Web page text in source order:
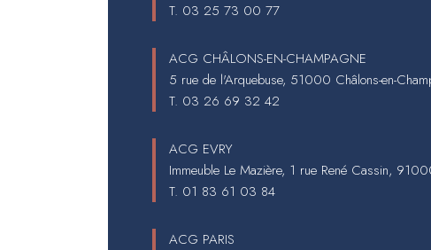
T. 03 25 73 00 77
ACG CHÂLONS-EN-CHAMPAGNE
5 rue de l'Arquebuse, 51000 Châlons-en-
T. 03 26 69 32 42
ACG EVRY
Immeuble Le Mazière, 1 rue René Cassin,
T. 01 83 61 03 84
ACG PARIS